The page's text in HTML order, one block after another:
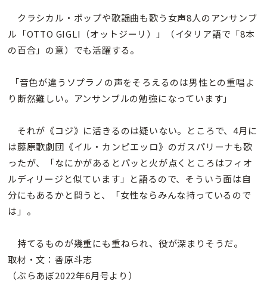
クラシカル・ポップや歌謡曲も歌う女声8人のアンサンブ
ル「OTTO GIGLI（オットジーリ）」（イタリア語で「8本
の百合」の意）でも活躍する。
「音色が違うソプラノの声をそろえるのは男性との重唱よ
り断然難しい。アンサンブルの勉強になっています」
それが《コジ》に活きるのは疑いない。ところで、4月に
は藤原歌劇団《イル・カンピエッロ》のガスパリーナも歌
ったが、「なにかがあるとパッと火が点くところはフィオ
ルディリージと似ています」と語るので、そういう面は自
分にもあるかと問うと、「女性ならみんな持っているので
は」。
持てるものが幾重にも重ねられ、役が深まりそうだ。
取材・文：香原斗志
（ぶらあぼ2022年6月号より）